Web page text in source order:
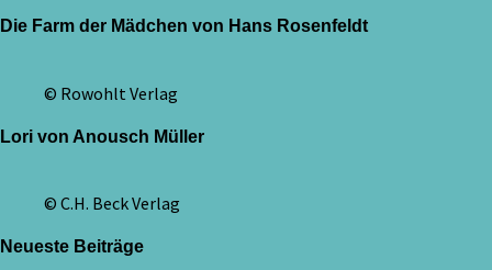
Die Farm der Mädchen von Hans Rosenfeldt
© Rowohlt Verlag
Lori von Anousch Müller
© C.H. Beck Verlag
Neueste Beiträge